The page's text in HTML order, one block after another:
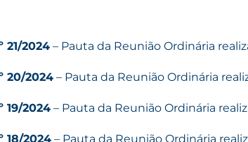
21/2024– Pauta da Reunião Ordinária
20/2024– Pauta da Reunião Ordinária
19/2024– Pauta da Reunião Ordinária
18/2024– Pauta da Reunião Ordinária